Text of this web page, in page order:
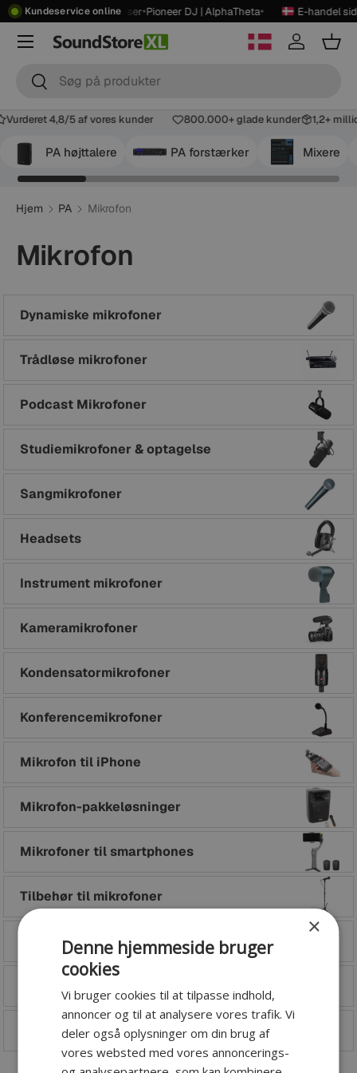
Kundeservice online
•4,8★14.000+ anmeldelser•Pioneer DJ | AlphaTheta• E-handel
Søg
Søg
Log indKurv
Menu
Vurderet 4,8/5 af vores kunder 800.000+ glade kunder 1,2+
PA højttalere PA forstærker Mixere
Hjem PA Mikrofon
Mikrofon
Dynamiske mikrofoner
Trådløse mikrofoner
Podcast Mikrofoner
Studiemikrofoner & optagelse
Sangmikrofoner
Headsets
Instrument mikrofoner
Kameramikrofoner
Kondensatormikrofoner
Konferencemikrofoner
Mikrofon til iPhone
Mikrofon-pakkeløsninger
Mikrofoner til smartphones
Tilbehør til mikrofoner
Trommemikrofoner
USB mikrofoner
×
Denne hjemmeside bruger
cookies
Vi bruger cookies til at tilpasse indhold,
annoncer og til at analysere vores trafik. Vi
deler også oplysninger om din brug af
vores websted med vores annoncerings-